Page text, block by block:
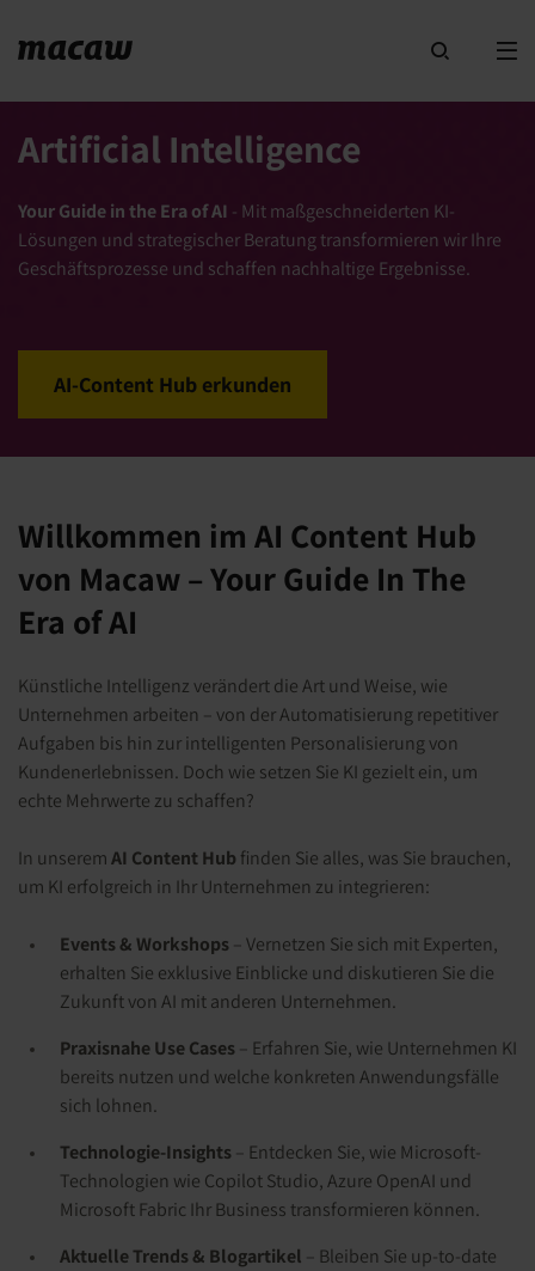
Artificial Intelligence
Your Guide in the Era of AI - Mit maßgeschneiderten KI-
Lösungen und strategischer Beratung transformieren wir Ihre
Geschäftsprozesse und schaffen nachhaltige Ergebnisse.
AI-Content Hub erkunden
Willkommen im AI Content Hub
von Macaw – Your Guide In The
Era of AI
Künstliche Intelligenz verändert die Art und Weise, wie
Unternehmen arbeiten – von der Automatisierung repetitiver
Aufgaben bis hin zur intelligenten Personalisierung von
Kundenerlebnissen. Doch wie setzen Sie KI gezielt ein, um
echte Mehrwerte zu schaffen?
In unseremAI Content Hub finden Sie alles, was Sie brauchen,
um KI erfolgreich in Ihr Unternehmen zu integrieren:
Events & Workshops
– Vernetzen Sie sich mit Experten,
erhalten Sie exklusive Einblicke und diskutieren Sie die
Zukunft von AI mit anderen Unternehmen.
Praxisnahe Use Cases – Erfahren Sie, wie Unternehmen KI
bereits nutzen und welche konkreten Anwendungsfälle
sich lohnen.
Technologie-Insights – Entdecken Sie, wie Microsoft-
Technologien wie Copilot Studio, Azure OpenAI und
Microsoft Fabric Ihr Business transformieren können.
Aktuelle Trends & Blogartikel – Bleiben Sie up-to-date